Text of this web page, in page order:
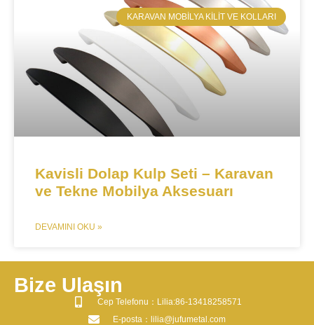
​KARAVAN MOBILYA KILIT VE KOLLARI
Kavisli Dolap Kulp Seti – Karavan
ve Tekne Mobilya Aksesuarı
DEVAMINI OKU »
Bize Ulaşın
​Cep Telefonu：Lilia:86-13418258571
​E-posta​：lilia@jufumetal.com